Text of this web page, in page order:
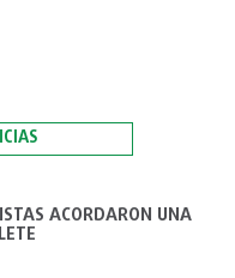
ACORDARON UNA